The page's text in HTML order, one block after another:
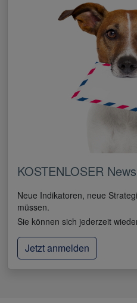
KOSTENLOSER
Neue Indikatoren, neue
müssen.
Sie können sich jederzeit
Jetzt anmelden